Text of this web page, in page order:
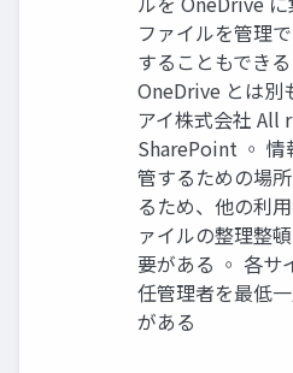
ファイルを管理
することもでき
OneDrive とは別
アイ株式会社
SharePoint ◦ 情
管するための場
るため、他の利
ァイルの整理整
要がある ◦ 各サ
任管理者を最低
がある